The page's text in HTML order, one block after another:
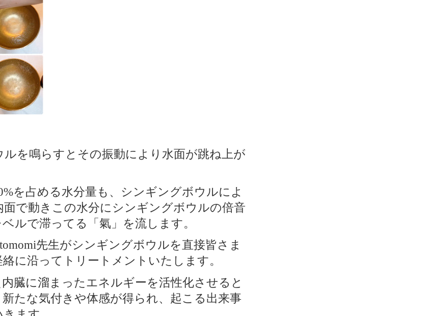
ルを鳴らすとその振動により水面が跳ね上が
を占める水分量も、シンギングボウルによ
面で動きこの水分にシンギングボウルの倍音
ルで滞ってる「氣」を流します。
tomomi先生がシンギングボウルを直接皆さま
に沿ってトリートメントいたします。
臓に溜まったエネルギーを活性化させると
たな気付きや体感が得られ、起こる出来事